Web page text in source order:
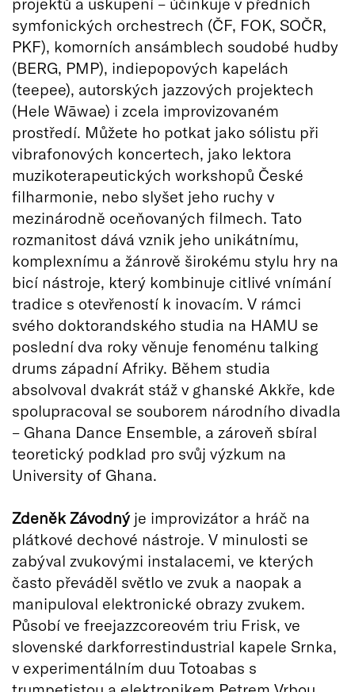
symfonických orchestrech (ČF, FOK, SOČR,
PKF), komorních ansámblech soudobé hudby
(BERG, PMP), indiepopových kapelách
(teepee), autorských jazzových projektech
(Hele Wāwae) i zcela improvizovaném
prostředí. Můžete ho potkat jako sólistu při
vibrafonových koncertech, jako lektora
muzikoterapeutických workshopů České
filharmonie, nebo slyšet jeho ruchy v
mezinárodně oceňovaných filmech. Tato
rozmanitost dává vznik jeho unikátnímu,
komplexnímu a žánrově širokému stylu hry na
bicí nástroje, který kombinuje citlivé vnímání
tradice s otevřeností k inovacím. V rámci
svého doktorandského studia na HAMU se
poslední dva roky věnuje fenoménu talking
drums západní Afriky. Během studia
absolvoval dvakrát stáž v ghanské Akkře, kde
spolupracoval se souborem národního divadla
– Ghana Dance Ensemble, a zároveň sbíral
teoretický podklad pro svůj výzkum na
University of Ghana.
Zdeněk Závodnýje improvizátor a hráč na
plátkové dechové nástroje. V minulosti se
zabýval zvukovými instalacemi, ve kterých
často převáděl světlo ve zvuk a naopak a
manipuloval elektronické obrazy zvukem.
Působí ve freejazzcoreovém triu Frisk, ve
slovenské darkforrestindustrial kapele Srnka,
v experimentálním duu Totoabas s